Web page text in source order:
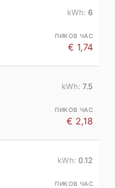
6
€ 1,74
7.5
€ 2,18
0.12